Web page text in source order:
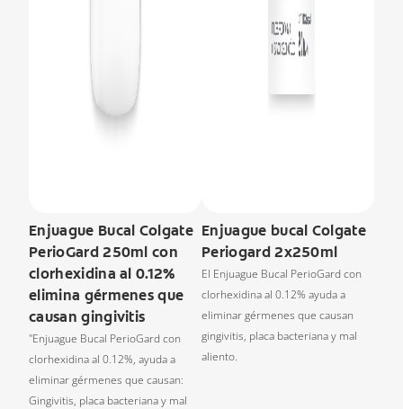
Enjuague Bucal Colgate
PerioGard 250ml con
clorhexidina al 0.12%
elimina gérmenes que
causan gingivitis
"Enjuague Bucal PerioGard con
clorhexidina al 0.12%, ayuda a
eliminar gérmenes que causan:
Gingivitis, placa bacteriana y mal
Enjuague bucal Colgate
Periogard 2x250ml
El Enjuague Bucal PerioGard con
clorhexidina al 0.12% ayuda a
eliminar gérmenes que causan
gingivitis, placa bacteriana y mal
aliento.